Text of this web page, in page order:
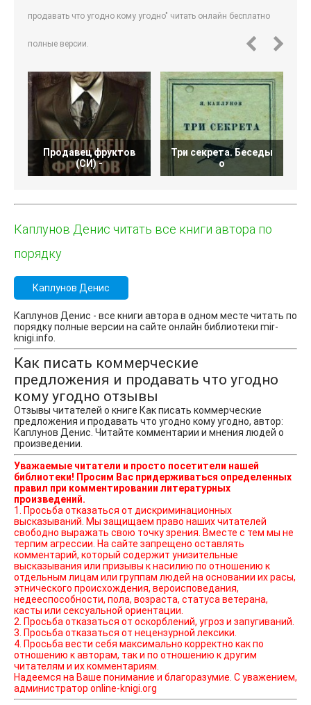
продавать что угодно кому угодно" читать онлайн бесплатно
полные версии.
Продавец фруктов
(СИ) -
Три секрета. Беседы
о
Каплунов Денис читать все книги автора по
порядку
Каплунов Денис
Каплунов Денис - все книги автора в одном месте читать по
порядку полные версии на сайте онлайн библиотеки mir-
knigi.info.
Как писать коммерческие
предложения и продавать что угодно
кому угодно отзывы
Отзывы читателей о книге Как писать коммерческие
предложения и продавать что угодно кому угодно, автор:
Каплунов Денис. Читайте комментарии и мнения людей о
произведении.
Уважаемые читатели и просто посетители нашей
библиотеки! Просим Вас придерживаться определенных
правил при комментировании литературных
произведений.
1. Просьба отказаться от дискриминационных
высказываний. Мы защищаем право наших читателей
свободно выражать свою точку зрения. Вместе с тем мы не
терпим агрессии. На сайте запрещено оставлять
комментарий, который содержит унизительные
высказывания или призывы к насилию по отношению к
отдельным лицам или группам людей на основании их расы,
этнического происхождения, вероисповедания,
недееспособности, пола, возраста, статуса ветерана,
касты или сексуальной ориентации.
2. Просьба отказаться от оскорблений, угроз и запугиваний.
3. Просьба отказаться от нецензурной лексики.
4. Просьба вести себя максимально корректно как по
отношению к авторам, так и по отношению к другим
читателям и их комментариям.
Надеемся на Ваше понимание и благоразумие. С уважением,
администратор online-knigi.org